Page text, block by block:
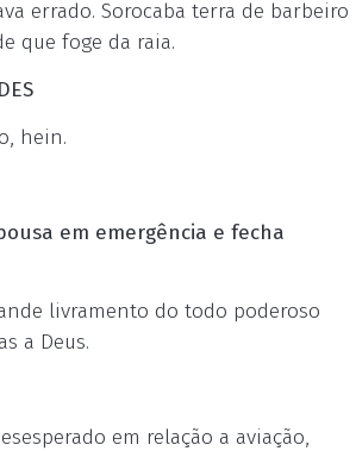
errado. Sorocaba terra de barbeiro
que foge da raia.
hein.
em emergência e fecha
livramento do todo poderoso
a Deus.
em relação a aviação,